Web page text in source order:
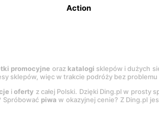
Action
promocyjne oraz katalogi sklepów i dużych
sklepów, więc w trakcie podróży bez
ioferty z całej Polski. Dzięki Ding.pl w prosty
Spróbować piwa w okazyjnej cenie? Z Ding.pl